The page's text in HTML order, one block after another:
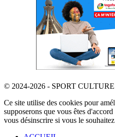
© 2024-2026 - SPORT CULTURE
Ce site utilise des cookies pour
supposerons que vous êtes
vous désinscrire si vous le